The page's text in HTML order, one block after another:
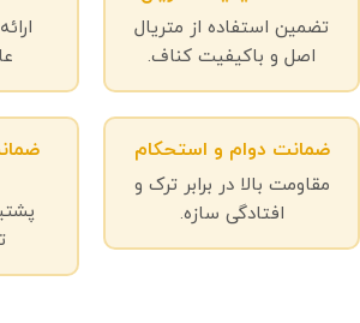
تضمین استفاده از متریال
اصل و باکیفیت کناف.
ضمانت دوام و استحکام
مقاومت بالا در برابر ترک و
افتادگی سازه.